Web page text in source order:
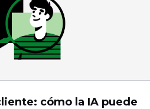
cómo la IA puede